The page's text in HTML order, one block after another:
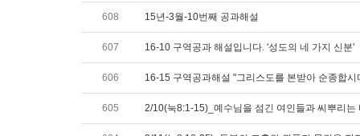
608 15년-3월-10번째 공과해설
607 16-10 구역공과 해설입니다. '성도의 네 가지 신분'
606 16-15 구역공과해설 "그리스도를 본받아 순종합시
605 2/10(눅8:1-15)_예수님을 섬긴 여인들과 씨뿌리는